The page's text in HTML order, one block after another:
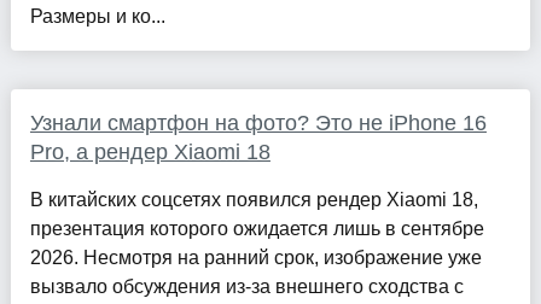
Размеры и ко...
Узнали смартфон на фото? Это не iPhone 16
Pro, а рендер Xiaomi 18
В китайских соцсетях появился рендер Xiaomi 18,
презентация которого ожидается лишь в сентябре
2026. Несмотря на ранний срок, изображение уже
вызвало обсуждения из-за внешнего сходства с